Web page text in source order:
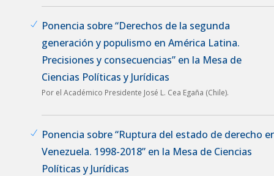
Ponencia sobre “Derechos de la segunda
generación y populismo en América Latina.
Precisiones y consecuencias” en la Mesa de
Ciencias Políticas y Jurídicas
Por el Académico Presidente José L. Cea Egaña (Chile).
Ponencia sobre “Ruptura del estado de derecho
Venezuela. 1998-2018” en la Mesa de Ciencias
Políticas y Jurídicas